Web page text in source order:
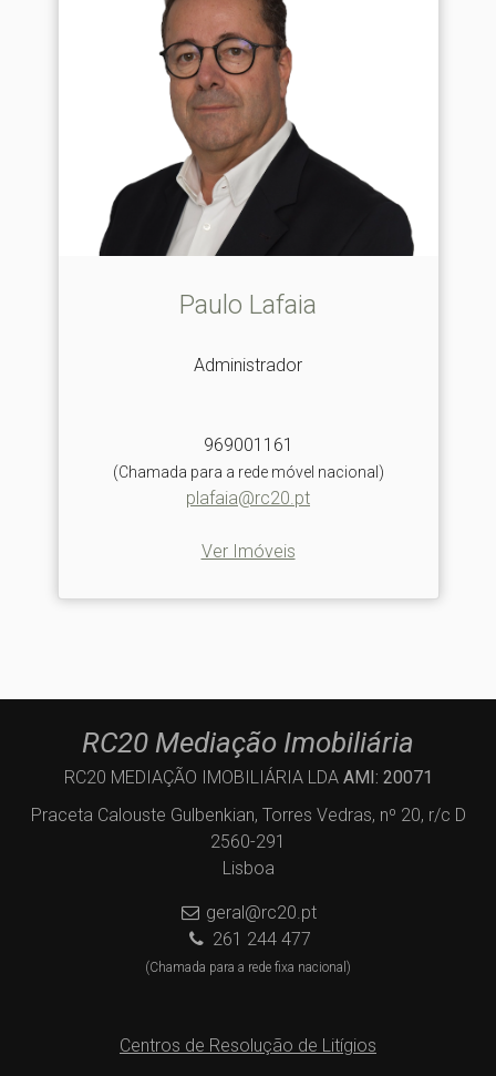
Paulo Lafaia
Administrador
969001161
(Chamada para a rede móvel nacional)
plafaia@rc20.pt
Ver Imóveis
RC20 Mediação Imobiliária
RC20 MEDIAÇÃO IMOBILIÁRIA LDA AMI: 20071
Praceta Calouste Gulbenkian, Torres Vedras, nº 20, r/c D
2560-291
Lisboa
geral@rc20.pt
261 244 477
(Chamada para a rede fixa nacional)
Centros de Resolução de Litígios